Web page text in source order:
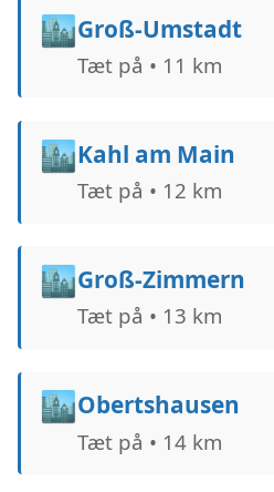
🏙️Groß-Umstadt
Tæt på • 11 km
🏙️Kahl am Main
Tæt på • 12 km
🏙️Groß-Zimmern
Tæt på • 13 km
🏙️Obertshausen
Tæt på • 14 km